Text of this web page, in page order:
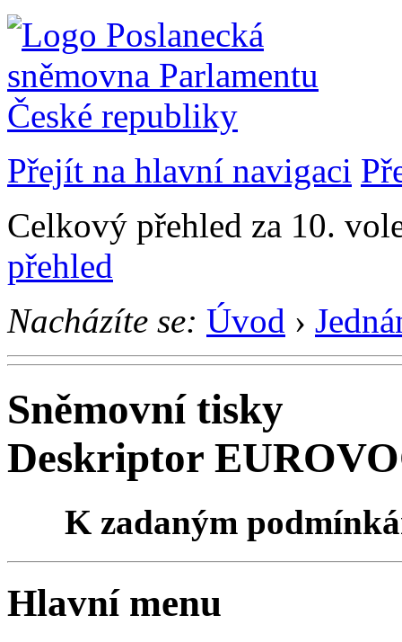
Přejít na hlavní navigaci
Celkový přehled za 10.
přehled
Nacházíte se: Úvod ›
Sněmovní tisky
Deskriptor
K zadaným
Hlavní menu